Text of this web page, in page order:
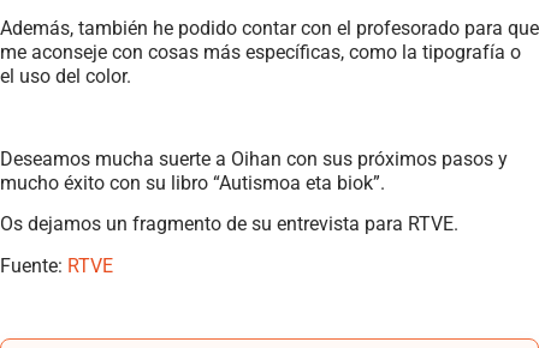
Además, también he podido contar con el profesorado para que
me aconseje con cosas más específicas, como la tipografía o
el uso del color.
Deseamos mucha suerte a Oihan con sus próximos pasos y
mucho éxito con su libro “Autismoa eta biok”.
Os dejamos un fragmento de su entrevista para RTVE.
Fuente: RTVE